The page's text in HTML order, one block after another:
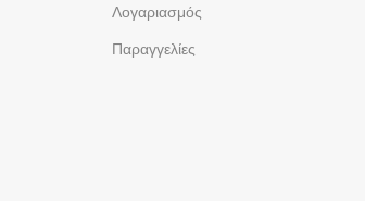
Λογαριασμός
Παραγγελίες